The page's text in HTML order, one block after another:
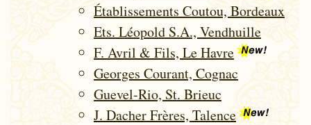
Établissements Coutou, Bordeaux
Ets. Léopold S.A., Vendhuille
F. Avril & Fils, Le Havre
Georges Courant, Cognac
Guevel-Rio, St. Brieuc
J. Dacher Frères, Talence